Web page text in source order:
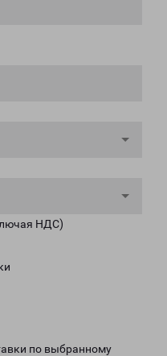
НДС)
по выбранному